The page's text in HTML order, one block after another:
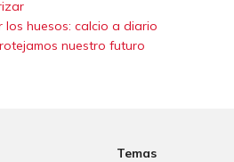
los huesos: calcio a diario
nuestro futuro
Temas